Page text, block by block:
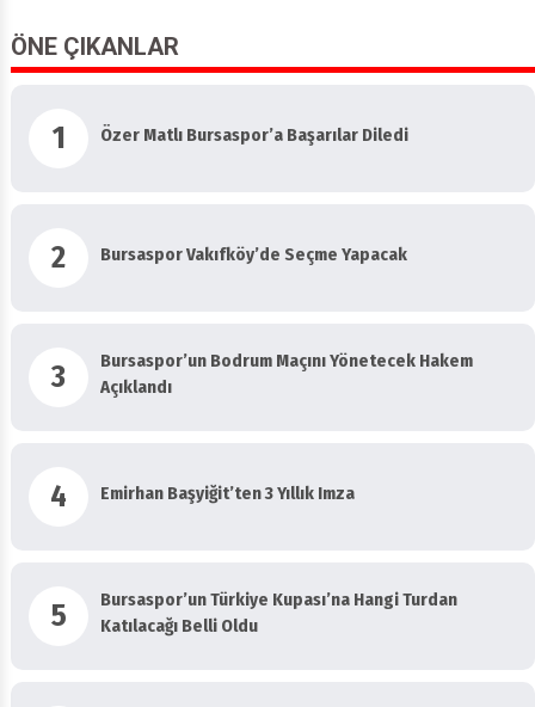
ÖNE ÇIKANLAR
1 Özer Matlı Bursaspor’a Başarılar Diledi
2 Bursaspor Vakıfköy’de Seçme Yapacak
3
Bursaspor’un Bodrum Maçını Yönetecek Hakem
Açıklandı
4 Emirhan Başyiğit’ten 3 Yıllık Imza
5
Bursaspor’un Türkiye Kupası’na Hangi Turdan
Katılacağı Belli Oldu